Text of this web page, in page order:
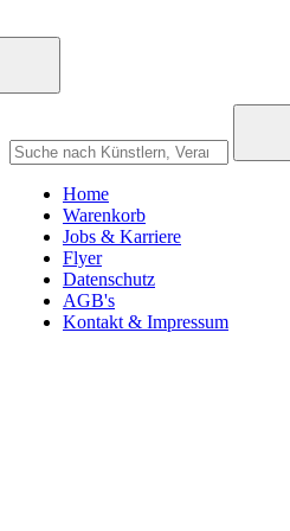
Home
Warenkorb
Jobs & Karriere
Flyer
Datenschutz
AGB's
Kontakt & Impressum